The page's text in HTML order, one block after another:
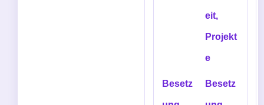
eit,
Projekt
e
Besetz Besetz